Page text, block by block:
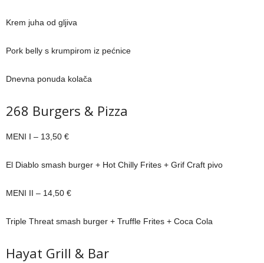
Krem juha od gljiva
Pork belly s krumpirom iz pećnice
Dnevna ponuda kolača
268 Burgers & Pizza
MENI I – 13,50 €
El Diablo smash burger + Hot Chilly Frites + Grif Craft pivo
MENI II – 14,50 €
Triple Threat smash burger + Truffle Frites + Coca Cola
Hayat Grill & Bar